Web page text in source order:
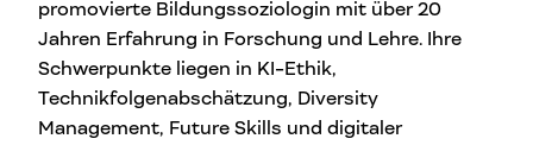
promovierte Bildungssoziologin mit über 20
Jahren Erfahrung in Forschung und Lehre. Ihre
Schwerpunkte liegen in KI-Ethik,
Technikfolgenabschätzung, Diversity
Management, Future Skills und digitaler